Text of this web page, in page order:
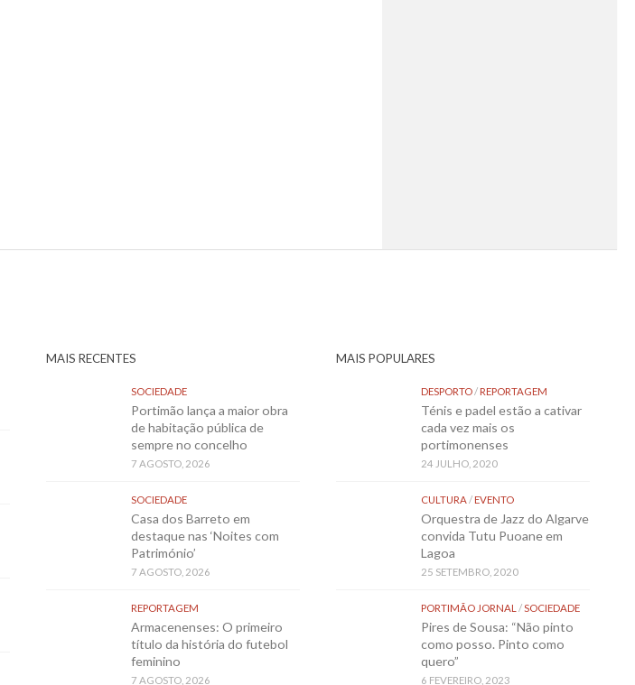
MAIS RECENTES
SOCIEDADE
Portimão lança a maior obra
de habitação pública de
sempre no concelho
7 AGOSTO, 2026
SOCIEDADE
Casa dos Barreto em
destaque nas ‘Noites com
Património’
7 AGOSTO, 2026
REPORTAGEM
Armacenenses: O primeiro
título da história do futebol
feminino
7 AGOSTO, 2026
MAIS POPULARES
DESPORTO/REPORTAGEM
Ténis e padel estão a cativar
cada vez mais os
portimonenses
24 JULHO, 2020
CULTURA/EVENTO
Orquestra de Jazz do Algarve
convida Tutu Puoane em
Lagoa
25 SETEMBRO, 2020
PORTIMÃO JORNAL /SOCIEDADE
Pires de Sousa: “Não pinto
como posso. Pinto como
quero”
6 FEVEREIRO, 2023